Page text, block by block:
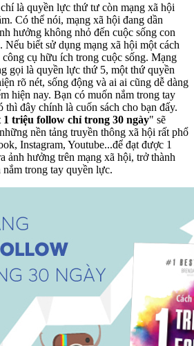
là quyền lực thứ tư còn mạng xã hội
Có thể nói, mạng xã hội đang dần
hưởng không nhỏ đến cuộc sống con
Nếu biết sử dụng mạng xã hội một cách
cụ hữu ích trong cuộc sống. Mạng
gọi là quyền lực thứ 5, một thứ quyền
rõ nét, sống động và ai ai cũng dễ dàng
hiện nay. Bạn có muốn nắm trong tay
đây chính là cuốn sách cho bạn đấy.
1 triệu follow chỉ trong 30 ngày" sẽ
nền tảng truyền thông xã hội rất phổ
Instagram, Youtube...để đạt được 1
ảnh hưởng trên mạng xã hội, trở thành
trong tay quyền lực.